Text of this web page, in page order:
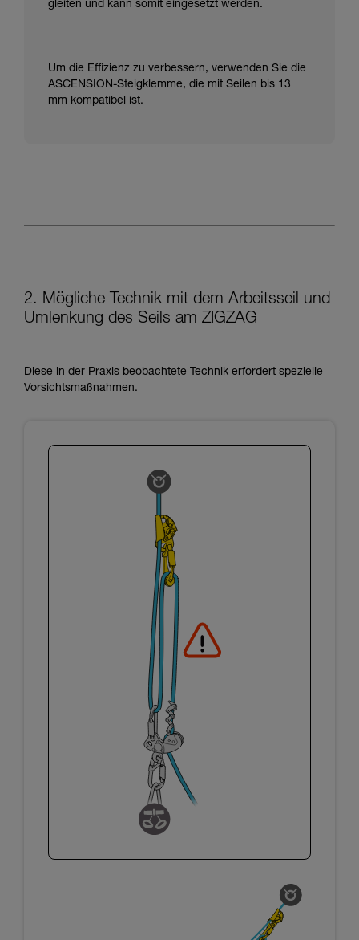
gleiten und kann somit eingesetzt werden.
Um die Effizienz zu verbessern, verwenden Sie die
ASCENSION-Steigklemme, die mit Seilen bis 13
mm kompatibel ist.
2. Mögliche Technik mit dem Arbeitsseil und
Umlenkung des Seils am ZIGZAG
Diese in der Praxis beobachtete Technik erfordert spezielle
Vorsichtsmaßnahmen.